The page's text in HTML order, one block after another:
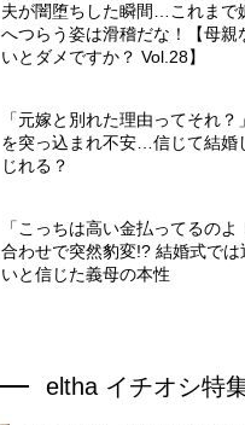
夫が闇堕ちした瞬間…これまで
へつらう姿は滑稽だな！【母親
いとダメですか？ Vol.28】
「元嫁と別れた理由ってそれ
を突っ込まれ不安…信じて結婚
じれる？
「こっちは高い金払ってるの
合わせで突然豹変!? 結婚式で
いと信じた義母の本性
eltha イチオシ特